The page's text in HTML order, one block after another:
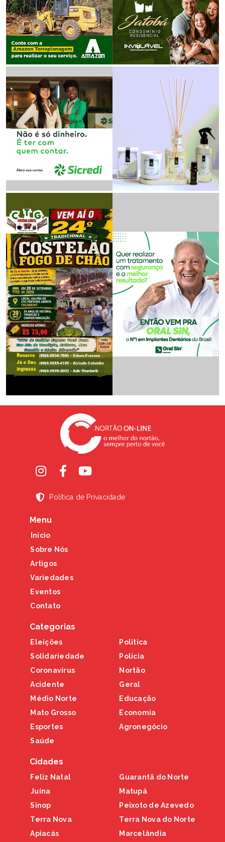
Política de Privacidade
Menu
Início
Sobre Nós
Artigos
Variedades
Eventos
Contato
Categorias
Eleições
Solidariedade
Coronavírus
Acidente
Médio Norte
Mato Grosso
Esportes
Saúde
Política
Polícia
Nortão
Geral
Educação
Economia
Agronegócio
Cidades
Feliz Natal
Juína
Sinop
Terra Nova
Apiacás
Guarantã do Norte
Matupá
Peixoto de Azevedo
Terra Nova do Norte
Marcelândia